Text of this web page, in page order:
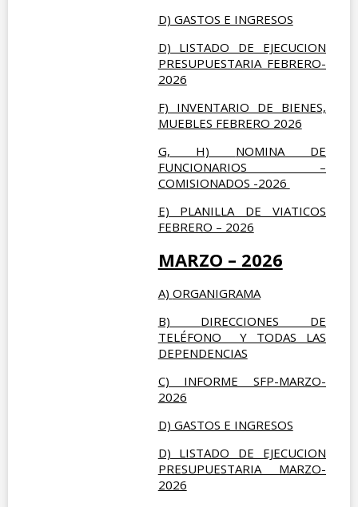
D) GASTOS E INGRESOS
D) LISTADO DE EJECUCION
PRESUPUESTARIA FEBRERO-
2026
F) INVENTARIO DE BIENES,
MUEBLES FEBRERO 2026
G, H) NOMINA DE
FUNCIONARIOS –
COMISIONADOS -2026
E) PLANILLA DE VIATICOS
FEBRERO – 2026
MARZO – 2026
A) ORGANIGRAMA
B) DIRECCIONES DE
TELÉFONO Y TODAS LAS
DEPENDENCIAS
C) INFORME SFP-MARZO-
2026
D) GASTOS E INGRESOS
D) LISTADO DE EJECUCION
PRESUPUESTARIA MARZO-
2026